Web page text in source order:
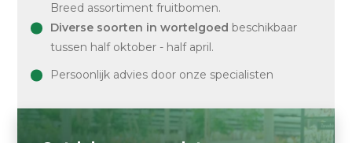
Breed assortiment fruitbomen.
Diverse soorten in wortelgoed beschikbaar
tussen half oktober - half april.
Persoonlijk advies door onze specialisten